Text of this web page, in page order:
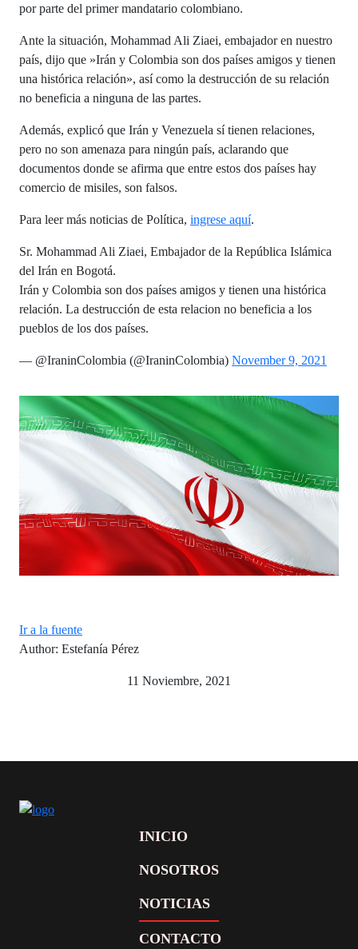
por parte del primer mandatario colombiano.
Ante la situación, Mohammad Ali Ziaei, embajador en nuestro
país, dijo que »Irán y Colombia son dos países amigos y tienen
una histórica relación», así como la destrucción de su relación
no beneficia a ninguna de las partes.
Además, explicó que Irán y Venezuela sí tienen relaciones,
pero no son amenaza para ningún país, aclarando que
documentos donde se afirma que entre estos dos países hay
comercio de misiles, son falsos.
Para leer más noticias de Política, ingrese aquí.
Sr. Mohammad Ali Ziaei, Embajador de la República Islámica
del Irán en Bogotá.
Irán y Colombia son dos países amigos y tienen una histórica
relación. La destrucción de esta relacion no beneficia a los
pueblos de los dos países.
— @IraninColombia (@IraninColombia) November 9, 2021
Ir a la fuente
Author: Estefanía Pérez
11 Noviembre, 2021
INICIO
NOSOTROS
NOTICIAS
CONTACTO